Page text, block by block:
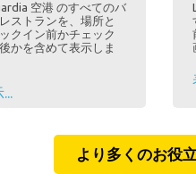
空港 のすべてのバ
ストランを、場所と
クイン前かチェック
かを含めて表示しま
より多くのお役